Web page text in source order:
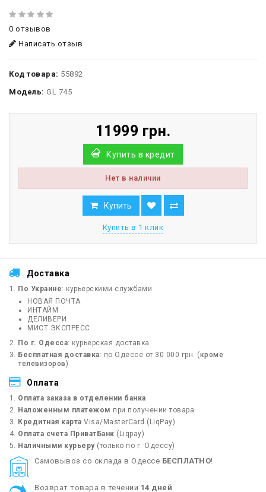
0 отзывов
Написать отзыв
Код товара: 55892
Модель: GL 745
11999 грн.
Купить в кредит
Нет в наличии
Купить
Купить в 1 клик
Доставка
По Украине: курьерскими службами
НОВАЯ ПОЧТА
ИНТАЙМ
ДЕЛИВЕРИ
МИСТ ЭКСПРЕСС
По г. Одесса: курьерская доставка
Бесплатная доставка: по Одессе от 30 000 грн. (кроме
телевизоров)
Оплата
Оплата заказа в отделении банка
Наложенным платежом при получении товара
Кредитная карта Visa/MasterCard (LiqPay)
Оплата счета ПриватБанк (Liqpay)
Наличными курьеру(только по г. Одессу)
Cамовывоз со склада в Одессе БЕСПЛАТНО!
Возврат товара в течении 14 дней